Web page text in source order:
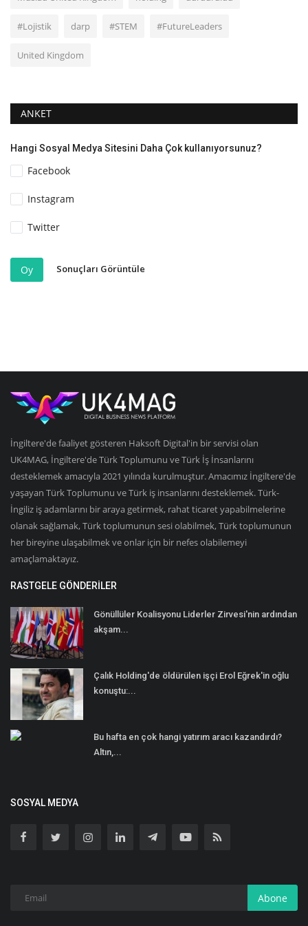
#Lojistik darp #STEM #FutureLeaders
United Kingdom
ANKET
Hangi Sosyal Medya Sitesini Daha Çok kullanıyorsunuz?
Facebook
Instagram
Twitter
Oy Sonuçları Görüntüle
İngiltere'de faaliyet gösteren Haksoft Digital'in bir servisi olan
UK4MAG, İngiltere'de Türk Toplumunu ve Türk İş İnsanlarını
desteklemek amacıyla 2021 yılında kurulmuştur. Amacımız İngiltere'de
yaşayan Türk Toplumunu ve Türk iş insanlarını desteklemek. Türk-
İngiliz iş adamlarını bir araya getirmek, rahat ticaret yapabilmelerine
olanak sağlamak, Türk toplumunun sesi olabilmek, Türk toplumunun
her bireyine ulaşabilmek ve onlar için bir nefes olabilemeyi
amaçlamaktayız.
RASTGELE GÖNDERILER
Gönüllüler Koalisyonu Liderler Zirvesi'nin ardından
akşam...
Çalık Holding'de öldürülen işçi Erol Eğrek'in oğlu
konuştu:...
Bu hafta en çok hangi yatırım aracı kazandırdı?
Altın,...
SOSYAL MEDYA
Abone